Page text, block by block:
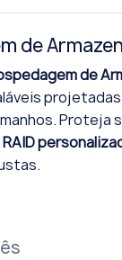
de
de
Proteja